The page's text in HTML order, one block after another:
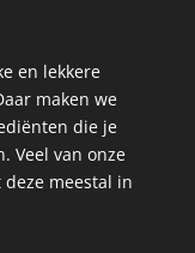
en lekkere
maken we
die je
Veel van onze
meestal in